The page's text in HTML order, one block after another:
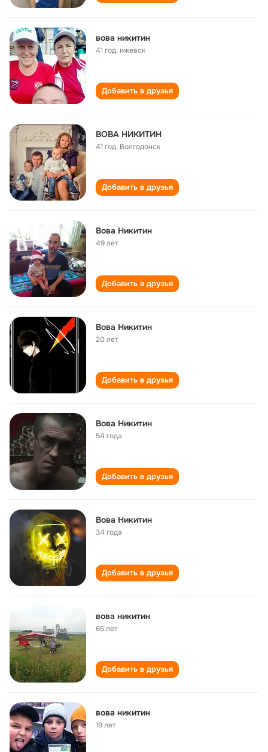
вова никитин
41 год,ижевск
Добавить в друзья
ВОВА НИКИТИН
41 год, Волгодонск
Добавить в друзья
Вова Никитин
49 лет
Добавить в друзья
Вова Никитин
20 лет
Добавить в друзья
Вова Никитин
54 года
Добавить в друзья
Вова Никитин
34 года
Добавить в друзья
вова никитин
65 лет
Добавить в друзья
вова никитин
19 лет